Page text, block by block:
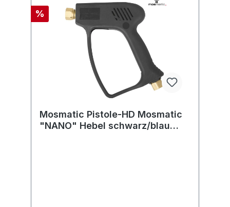
%
Mosmatic Pistole-HD Mosmatic
"NANO" Hebel schwarz/blau